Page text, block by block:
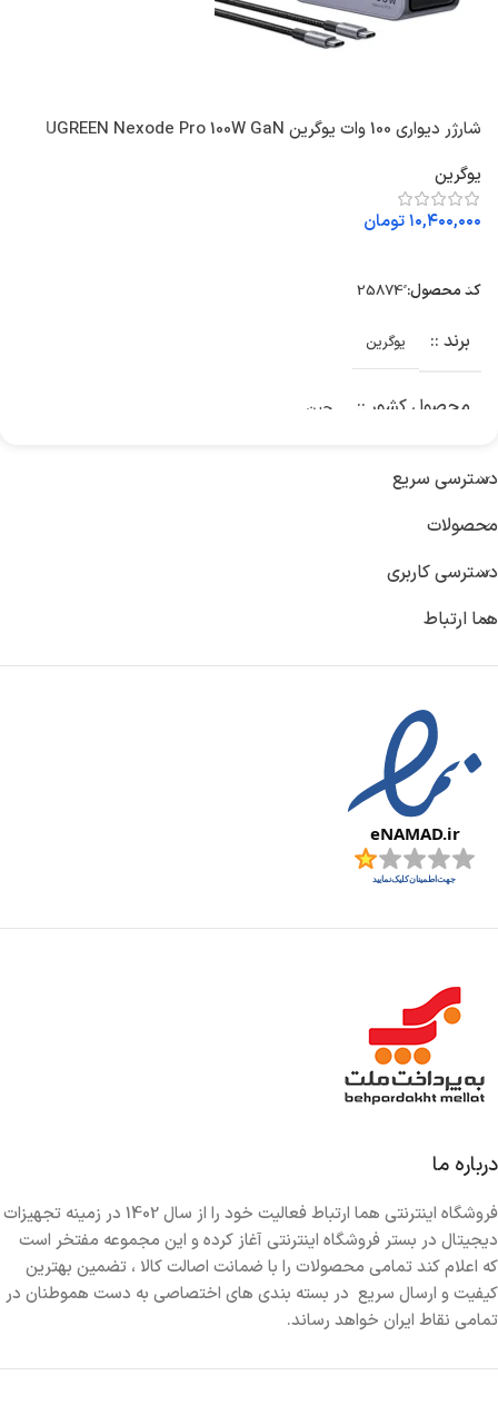
شارژر دیواری 100 وات یوگرین UGREEN Nexode Pro 100W GaN
یوگرین
۱۰,۴۰۰,۰۰۰تومان
کد محصول:
برند : یوگرین
محصول کشور : چین
کشور تولید کننده :
نوع شارژر :
نوع پلاگ شارژر :
وزن شارژر : 204 گرم
ابعاد : 71 × 43 × 33 میلی‌متر
قابلیت شارژ همزمان :
جنس بدنه :
نشانگر میزان شارژ : ندارد
تعداد درگاه USB A :
توان خروجی USB A :
توان خروجی کل : 100 وات
پشتیبانی از POWER DELIVERY :
دسترسی سریع
محصولات
دسترسی کاربری
هما ارتباط
درباره ما
فروشگاه اینترنتی هما ارتباط فعالیت خود را از سال 1402 در زمینه تجهیزات
دیجیتال در بستر فروشگاه اینترنتی آغاز کرده و این مجموعه مفتخر است
که اعلام کند تمامی محصولات را با ضمانت اصالت کالا ، تضمین بهترین
کیفیت و ارسال سریع در بسته بندی های اختصاصی به دست هموطنان در
تمامی نقاط ایران خواهد رساند.